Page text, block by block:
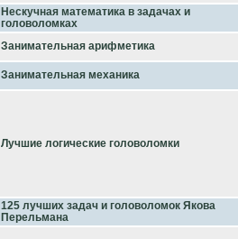
Нескучная математика в задачах и
головоломках
Занимательная арифметика
Занимательная механика
Лучшие логические головоломки
125 лучших задач и головоломок Якова
Перельмана